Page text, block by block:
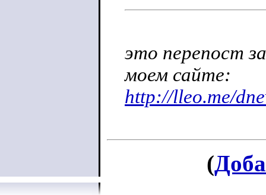
это перепост
моем сайте:
http://lleo.me/
(